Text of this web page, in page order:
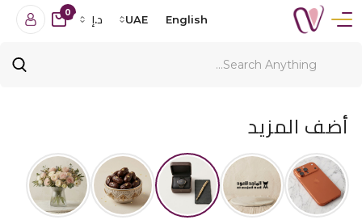
English
UAE د.إ
0
أضف المزيد